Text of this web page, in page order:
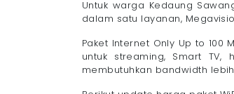
Untuk warga Kedaung
dalam satu layanan,
Paket Internet Only Up to 100
untuk streaming, Smart
membutuhkan bandwidth